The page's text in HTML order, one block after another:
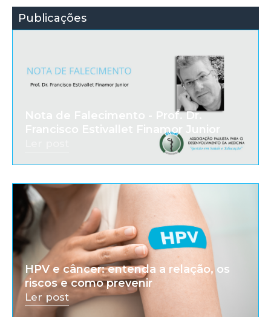
Publicações
Nota de Falecimento - Prof. Dr.
Francisco Estivallet Finamor Junior
HPV e câncer: entenda a relação, os
riscos e como prevenir
Ler post